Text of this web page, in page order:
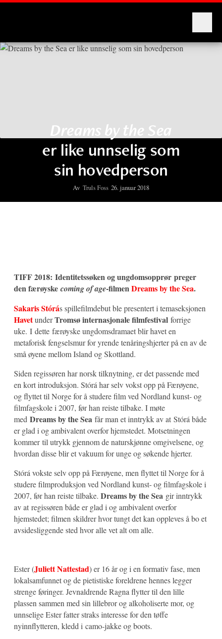
Dreams by the Sea
er like unnselig som
sin hovedperson
Av Truls Foss 26. januar 2018
TIFF 2018: Identitetssøken og ungdomsopprør preger
den færøyske coming of age-filmen Dreams by the Sea.
Sakaris Stórás spillefilmdebut ble presentert i temaseksjonen
HavetunderTromsø internasjonale filmfestival forrige
uke. I dette færøyske ungdomsdramaet blir havet en
metaforisk fengselsmur for yrende tenåringshjerter på en av de
små øyene mellom Island og Skottland.
Siden regissøren har norsk tilknytning, er det passende med
en kort introduksjon. Stórá har selv vokst opp på Færøyene,
og flyttet til Norge for å studere film ved Nordland kunst- og
filmfagskole i 2007, før han reiste tilbake. I møte
med Dreams by the Sea får man et inntrykk av at Stórá både
er glad i og ambivalent overfor hjemstedet. Motsetningen
kommer til utrykk gjennom de naturskjønne omgivelsene, og
hvordan disse blir et vakuum for unge og søkende hjerter.
Stórá vokste selv opp på Færøyene, men flyttet til Norge for å
studere filmproduksjon ved Nordland kunst- og filmfagskole i
2007, før han reiste tilbake. Dreams by the Sea gir inntrykk
av at regissøren både er glad i og ambivalent overfor
hjemstedet; filmen skildrer hvor tungt det kan oppleves å bo et
avsidesliggende sted hvor alle vet alt om alle.
Ester (Juliett Nattestad) er 16 år og i en formativ fase, men
lokalsamfunnet og de pietistiske foreldrene hennes legger
strenge føringer. Jevnaldrende Ragna flytter til den lille
plassen sammen med sin lillebror og alkoholiserte mor, og
unnselige Ester fatter straks interesse for den tøffe
nyinnflytteren, kledd i camo-jakke og boots.